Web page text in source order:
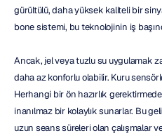
gürültülü, daha yüksek kaliteli bir
bone sistemi, bu teknolojinin iş
Ancak, jel veya tuzlu su uygulamak
daha az konforlu olabilir. Kuru
Herhangi bir ön hazırlık
inanılmaz bir kolaylık sunarlar. Bu
uzun seans süreleri olan çalışmalar